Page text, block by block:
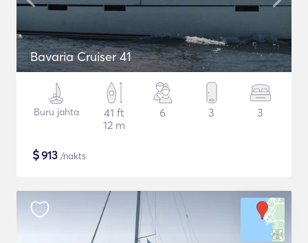
Bavaria Cruiser 41
Buru jahta
41 ft
12 m
6 3 3
$913 /nakts